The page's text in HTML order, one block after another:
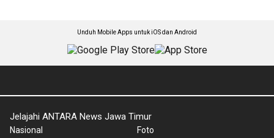
Unduh Mobile Apps untuk iOS dan Android
Jelajahi ANTARA News Jawa Timur
Nasional Foto